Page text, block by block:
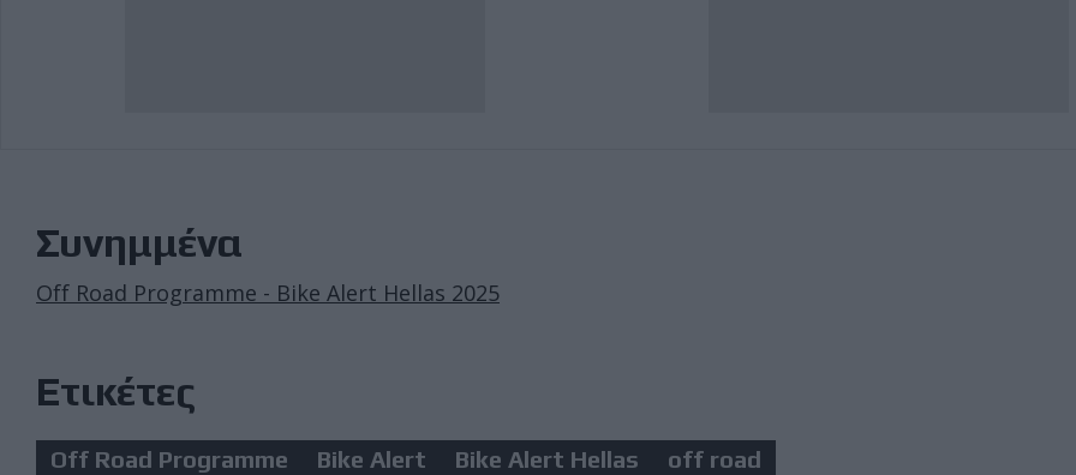
Συνημμένα
Off Road Programme - Bike Alert Hellas 2025
Ετικέτες
Off Road Programme Bike Alert Βike Αlert Hellas off road